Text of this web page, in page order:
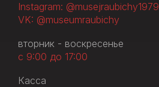
Instagram: @musejraubichy1979
VK: @museumraubichy
вторник - воскресенье
с 9:00 до 17:00
Касса